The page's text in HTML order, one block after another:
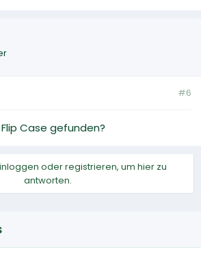
#6
Case gefunden?
oder registrieren, um hier zu
antworten.